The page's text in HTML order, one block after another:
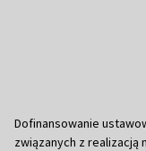
Dofinansowanie
związanych z realizacją